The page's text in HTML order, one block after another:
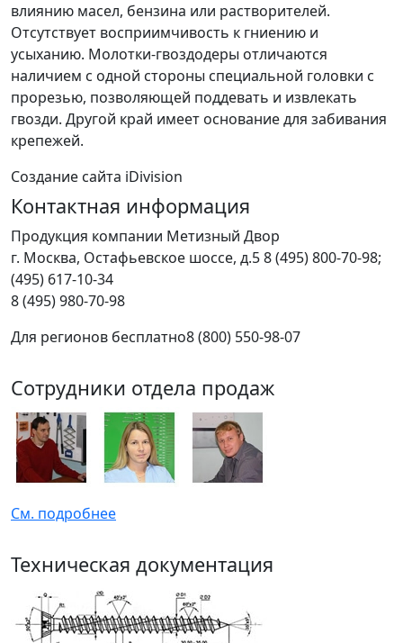
влиянию масел, бензина или растворителей.
Отсутствует восприимчивость к гниению и
усыханию. Молотки-гвоздодеры отличаются
наличием с одной стороны специальной головки с
прорезью, позволяющей поддевать и извлекать
гвозди. Другой край имеет основание для забивания
крепежей.
Создание сайта iDivision
Контактная информация
Продукция компании Метизный Двор
г. Москва, Остафьевское шоссе, д.58 (495) 800-70-98;
(495) 617-10-34
8 (495) 980-70-98
Для регионов бесплатно8 (800) 550-98-07
Сотрудники отдела продаж
См. подробнее
Техническая документация